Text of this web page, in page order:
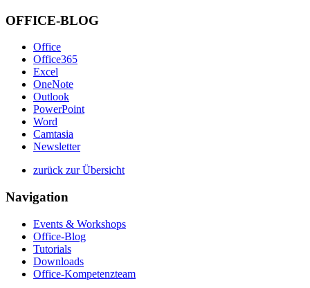
OFFICE-BLOG
Office
Office365
Excel
OneNote
Outlook
PowerPoint
Word
Camtasia
Newsletter
zurück zur Übersicht
Navigation
Events & Workshops
Office-Blog
Tutorials
Downloads
Office-Kompetenzteam